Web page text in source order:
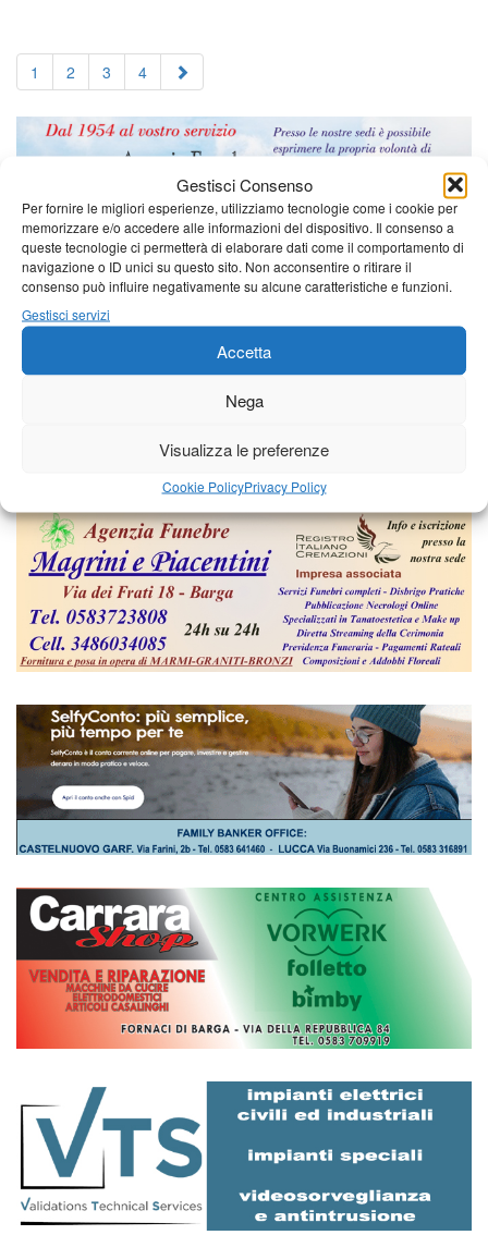
Gestisci Consenso
Per fornire le migliori esperienze, utilizziamo tecnologie come i cookie per
memorizzare e/o accedere alle informazioni del dispositivo. Il consenso a
queste tecnologie ci permetterà di elaborare dati come il comportamento di
navigazione o ID unici su questo sito. Non acconsentire o ritirare il
consenso può influire negativamente su alcune caratteristiche e funzioni.
Gestisci servizi
Accetta
Nega
Visualizza le preferenze
Cookie PolicyPrivacy Policy
1 2 3 4